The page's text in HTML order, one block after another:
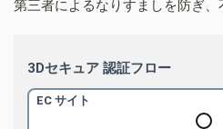
第三者によるなりすましを防ぎ、
3Dセキュア 認証フロー
EC サイト